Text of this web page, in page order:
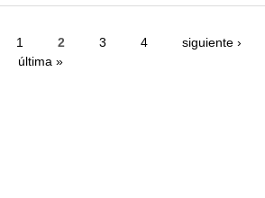
1 2 3 4
siguiente ›
última »